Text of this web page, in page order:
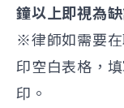
鐘以上即視為
※律師如需要
印空白表格，
印。